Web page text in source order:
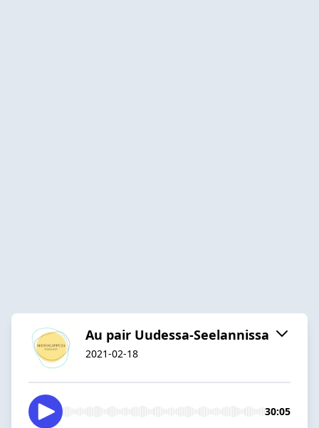
Au pair Uudessa-Seelannissa
2021-02-18
30:05